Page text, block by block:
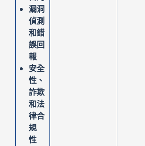
漏洞
偵測
和錯
誤回
報
安全
性、
詐欺
和法
律合
規
性